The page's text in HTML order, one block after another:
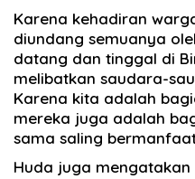
Karena kehadiran
diundang semuanya
datang dan tinggal di
melibatkan saudara-
Karena kita adalah
mereka juga adalah
sama saling
Huda juga